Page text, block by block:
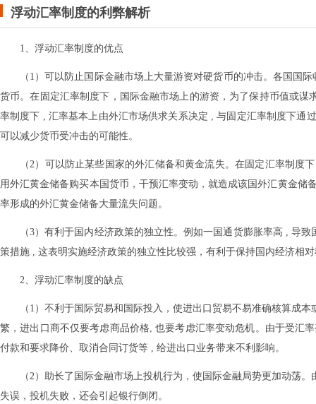
浮动汇率制度的利弊解析
1、浮动汇率制度的优点
（1）可以防止国际金融市场上大量游资对硬货币的冲击。各国国
货币。在固定汇率制度下，国际金融市场上的游资，为了保持币值或
率制度下 , 汇率基本上由外汇市场供求关系决定 , 与固定汇率制度下通
可以减少货币受冲击的可能性。
（2）可以防止某些国家的外汇储备和黄金流失。在固定汇率制
用外汇黄金储备购买本国货币，干预汇率变动，就造成该国外汇黄金
率形成的外汇黄金储备大量流失问题。
（3）有利于国内经济政策的独立性。例如一国通货膨胀率高 , 导
策措施 , 这表明实施经济政策的独立性比较强，有利于保持国内经济相
2、浮动汇率制度的缺点
（1）不利于国际贸易和国际投入，使进出口贸易不易准确核算成
繁，进出口商不仅要考虑商品价格, 也要考虑汇率变动危机。由于受汇
付款和要求降价、取消合同订货等 , 给进出口业务带来不利影响。
（2）助长了国际金融市场上投机行为，使国际金融局势更加动荡
失误，投机失败，还会引起银行倒闭。